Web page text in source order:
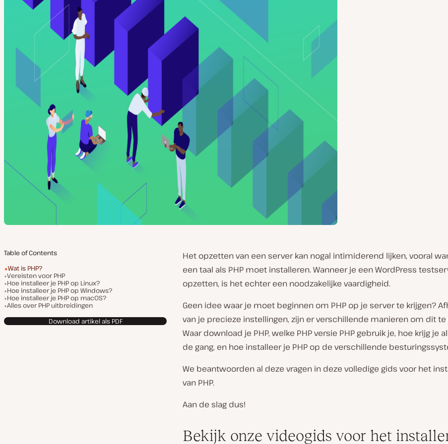
Table of Contents
Wat is PHP?
Vereisten voor PHP
Hoe installeer je PHP op Linux?
Hoe installeer je PHP op Windows?
Hoe installeer je PHP op macOS?
Alles over PHP uitbreidingen
Download artikel als PDF
Het opzetten van een server kan nogal intimiderend lijken, vooral
een taal als PHP moet installeren. Wanneer je een WordPress
opzetten, is het echter een noodzakelijke vaardigheid.
Geen idee waar je moet beginnen om PHP op je server te krijgen?
van je precieze instellingen, zijn er verschillende manieren om dit te
Waar download je PHP, welke PHP versie PHP gebruik je, hoe krijg je
de gang, en hoe installeer je PHP op de verschillende
We beantwoorden al deze vragen in deze volledige gids voor het
van PHP.
Aan de slag dus!
Bekijk onze videogids voor het